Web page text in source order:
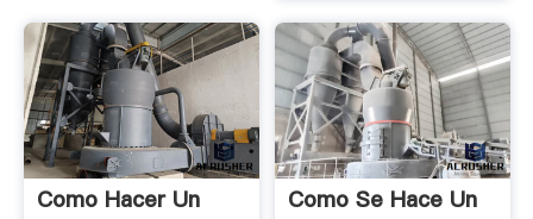
Como Hacer Un
Como Se Hace Un